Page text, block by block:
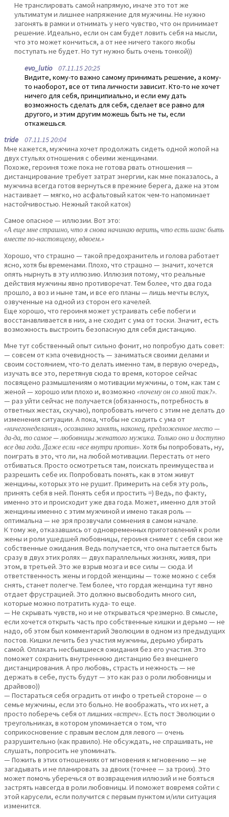
Не транслировать самой напрямую, иначе это тот же
ультиматум и лишнее напряжение для мужчины. Не нужно
загонять в рамки и отнимать у него чувство, что он принимает
решение. Идеально, если он сам будет ловить себя на мысли,
что это может кончиться, а от нее ничего такого якобы
поступать не будет. Но тут нужно быть очень тонкой))
evo_lutio07.11.15 20:25
Видите, кому-то важно самому принимать решение, а кому-
то наоборот, все от типа личности зависит. Кто-то не хочет
ничего для себя, принципиально, и если ему дать
возможность сделать для себя, сделает все равно для
другого, и этим другим можешь быть не ты, если
откажешься.
tride 07.11.15 20:04
Мне кажется, мужчина хочет продолжать сидеть одной жопой на
двух стульях отношения с обеими женщинами.
Похоже, героиня тоже пока не готова рвать отношения —
дистанцирование требует затрат энергии, как мне показалось, а
мужчина всегда готов вернуться в прежние берега, даже на этом
настаивает — мягко, но асфальтовый каток чем-то напоминает
настойчивостью. Нежный такой каток)
Самое опасное — иллюзии. Вот это:
«А еще мне страшно, что я снова начинаю верить, что есть шанс быть
вместе по-настоящему, вдвоем.»
Хорошо, что страшно — такой предохранитель и голова работает
ясно, хотя бы временами. Плохо, что страшно — значит, хочется
опять нырнуть в эту иллюзию. Иллюзия потому, что реальные
действия мужчины явно противоречат. Тем более, что два года
прошло, а воз и ныне там, и все его планы — лишь мечты вслух,
озвученные на одной из сторон его качелей.
Еще хорошо, что героиня может устраивать себе побеги и
восстанавливается в них, а не сходит с ума от тоски. Значит, есть
возможность выстроить безопасную для себя дистанцию.
Мне тут собственный опыт сильно фонит, но попробую дать совет:
— совсем от кэпа очевидность — заниматься своими делами и
своим состоянием, что-то делать именно там, в первую очередь,
изучать все это, перетянув сюда то время, которое сейчас
посвящено размышлениям о мотивации мужчины, о том, как там с
женой — хорошо или плохо и, возможно «почему он со мной так?».
— раз уйти сейчас не получается (обязанность, потребность в
ответных жестах, скучаю), попробовать ничего с этим не делать до
изменения ситуации. А пока, чтобы не сходить с ума от
«ничегонеделания», осознанно занять, наконец, предложенное место —
да-да, то самое — любовницы женатого мужика. Только оно и доступно
все два года. Даже если «все внутри против». Хотя бы попробовать, ну,
поиграть в это, что ли, на любой мотивации. Перестать от него
отбиваться. Просто осмотреться там, поискать преимущества и
разрешить себе их. Попробовать понять, как в этом живут
женщины, которых это не рушит. Примерить на себя эту роль,
принять себя в ней. Понять себя и простить =) Ведь, по факту,
именно это и происходит уже два года. Может, именно для этой
женщины именно с этим мужчиной и имено такая роль —
оптимальна — не зря прозвучали сомнения в самом начале.
К тому же, отказавшись от одновременных приготовлений к роли
жены и роли ушедшей любовницы, героиня снимет с себя свои же
собственные ожидания. Ведь получается, что она пытается быть
сразу в двух этих ролях — двух параллельных жизнях, живя, при
этом, в третьей. Это же взрыв мозга и все силы — сюда. И
ответственность жены и гордой женщины — тоже можно с себя
снять, станет полегче. Тем более, что гордая женщина тут явно
отдает фрустрацией. Это должно высвободить много сил,
которые можно потратить куда- то еще.
— Не скрывать чувств, но и не открываться чрезмерно. В смысле,
если хочется открыть часть про собственные кишки и дерьмо — не
надо, об этом был комментарий Эволюции в одном из предыдущих
постов. Кишки лечить без участия мужчины, дерьмо убирать
самой. Оплакать несбывшиеся ожидания без его участия. Это
поможет сохранить внутреннюю дистанцию без внешнего
дистанцирования. А про любовь, страсть и нежность — не
держать в себе, пусть будут — это как раз о роли любовницы и
драйвово))
— Постараться себя оградить от инфо о третьей стороне — о
семье мужчины, если это больно. Не воображать, что их нет, а
просто поберечь себя от лишних«встреч». Есть пост Эволюции о
треугольниках, в котором упоминается о том, что
соприкосновение с правым веслом для левого — очень
разрушительно (как правило). Не обсуждать, не спрашивать, не
слушать, попросить не упоминать.
— Пожить в этих отношениях от мгновения к мгновению — не
загадывать и не планировать за двоих (точнее — за троих). Это
может помочь уберечься от возвращения иллюзий и не бояться
застрять навсегда в роли любовницы. И поможет вовремя сойти с
этой карусели, если получится с первым пунктом и/или ситуация
изменится.